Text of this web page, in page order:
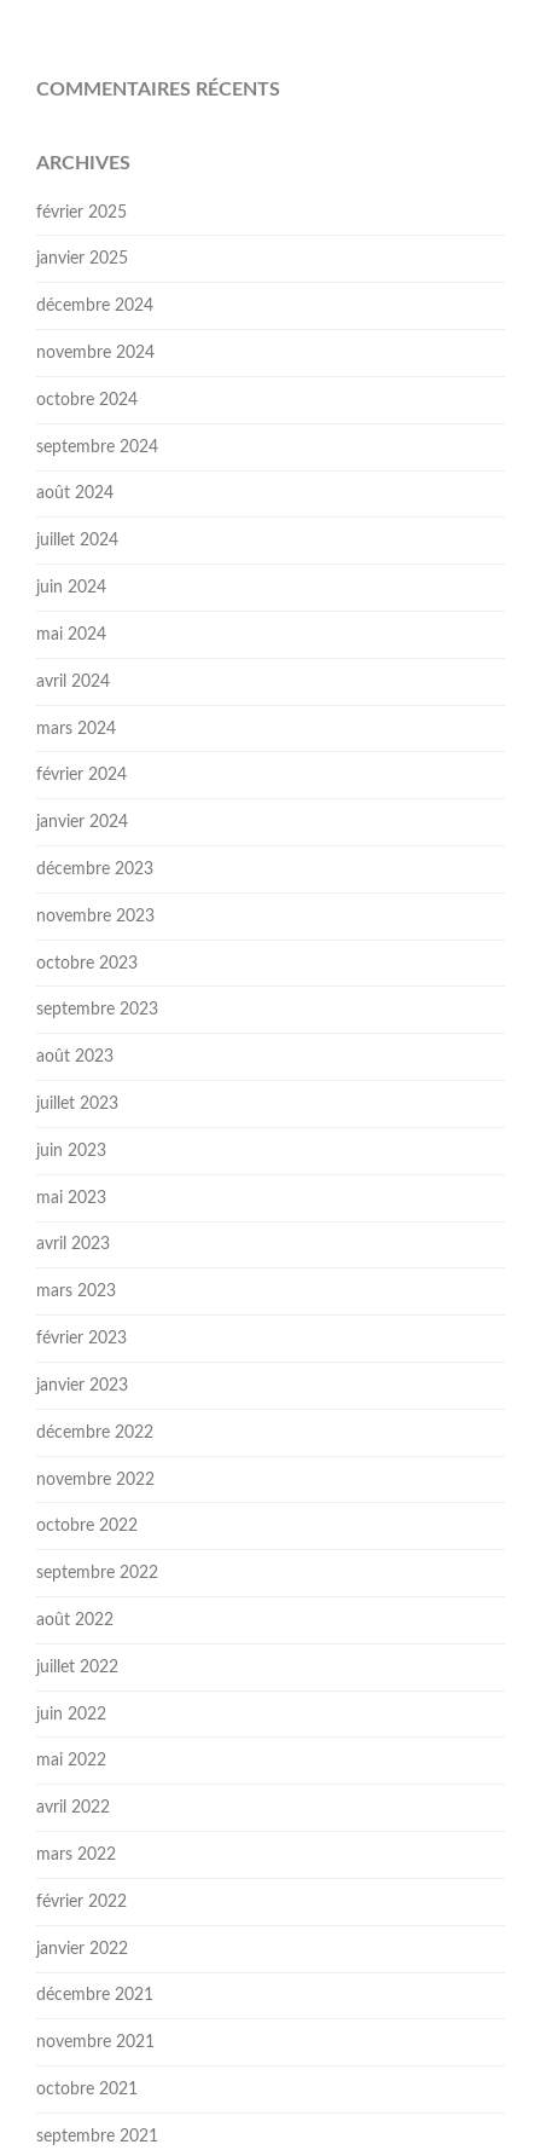
COMMENTAIRES RÉCENTS
ARCHIVES
février 2025
janvier 2025
décembre 2024
novembre 2024
octobre 2024
septembre 2024
août 2024
juillet 2024
juin 2024
mai 2024
avril 2024
mars 2024
février 2024
janvier 2024
décembre 2023
novembre 2023
octobre 2023
septembre 2023
août 2023
juillet 2023
juin 2023
mai 2023
avril 2023
mars 2023
février 2023
janvier 2023
décembre 2022
novembre 2022
octobre 2022
septembre 2022
août 2022
juillet 2022
juin 2022
mai 2022
avril 2022
mars 2022
février 2022
janvier 2022
décembre 2021
novembre 2021
octobre 2021
septembre 2021